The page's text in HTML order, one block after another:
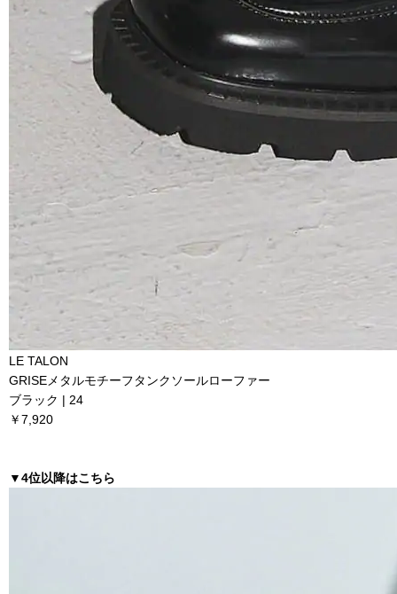
LE TALON
GRISEメタルモチーフタンクソールローファー
ブラック | 24
￥7,920
▼4位以降はこちら